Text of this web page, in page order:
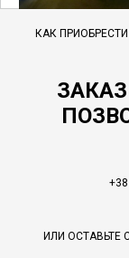
КАК
+38
ИЛИ